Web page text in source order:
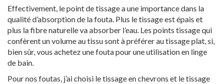
Effectivement, le point de tissage a une importance dans la
qualité d’absorption de la fouta. Plus le tissage est épais et
plus la fibre naturelle va absorber l’eau. Les points tissage qui
confèrent un volume au tissu sont à préférer au tissage plat, si,
bien sûr, vous achetez une fouta pour une utilisation en linge
de bain.
Pour nos foutas, j’ai choisi le tissage en chevrons et le tissage